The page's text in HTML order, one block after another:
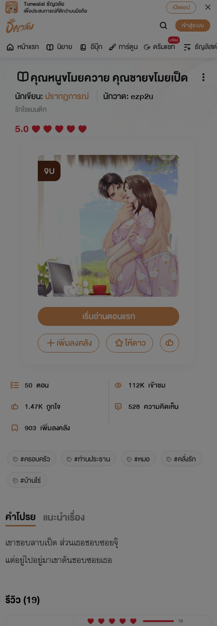
Tunwalai ธัญวลัย
เพื่อประสบการณ์ที่ดีกว่าบนมือถือ
เปิดแอป
เข้าสู่ระบบ
หน้าแรก นิยาย อีบุ๊ก การ์ตูน
มาใหม่
ดรีมแชท ธัญลิสต์
คุณหนูขโมยควาย คุณชายขโมยเป็ด
นักเขียน: ปรากฏการณ์ นักวาด: ezp2u
รักโรแมนติก
5.0
จบ
เริ่มอ่านตอนแรก
เพิ่มลงคลัง
ให้ดาว
50 ตอน 112K เข้าชม
1.47K ถูกใจ 528 ความคิดเห็น
903 เพิ่มลงคลัง
#ครอบครัว #ท่านประธาน #หมอ
#คลั่งรัก
#บ้านไร่
คำโปรย แนะนำเรื่อง
เขาชอบลาบเป็ด ส่วนเธอชอบซอยจุ๊
แต่อยู่ไปอยู่มาเขาดันชอบซอยเธอ
รีวิว (19)
19